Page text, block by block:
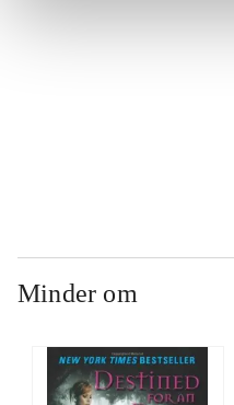
Minder om